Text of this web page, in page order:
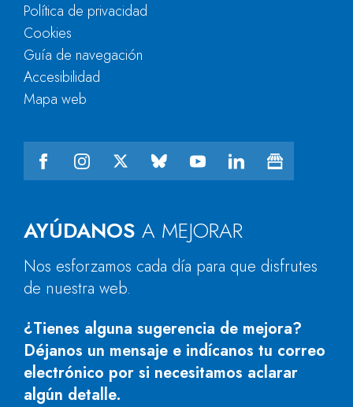
AYÚDANOS A MEJORAR
Nos esforzamos cada día para que disfrutes
de nuestra web.
¿Tienes alguna sugerencia de mejora?
Déjanos un mensaje e indícanos tu correo
electrónico por si necesitamos aclarar
algún detalle.
Política de privacidad
Cookies
Guía de navegación
Accesibilidad
Mapa web